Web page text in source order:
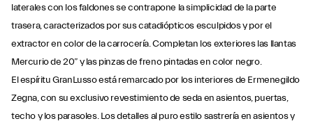
laterales con los faldones se contrapone la simplicidad de la parte
trasera, caracterizados por sus catadiópticos esculpidos y por el
extractor en color de la carrocería. Completan los exteriores las llantas
Mercurio de 20” y las pinzas de freno pintadas en color negro.
El espíritu GranLusso está remarcado por los interiores de Ermenegildo
Zegna, con su exclusivo revestimiento de seda en asientos, puertas,
techo y los parasoles. Los detalles al puro estilo sastrería en asientos y